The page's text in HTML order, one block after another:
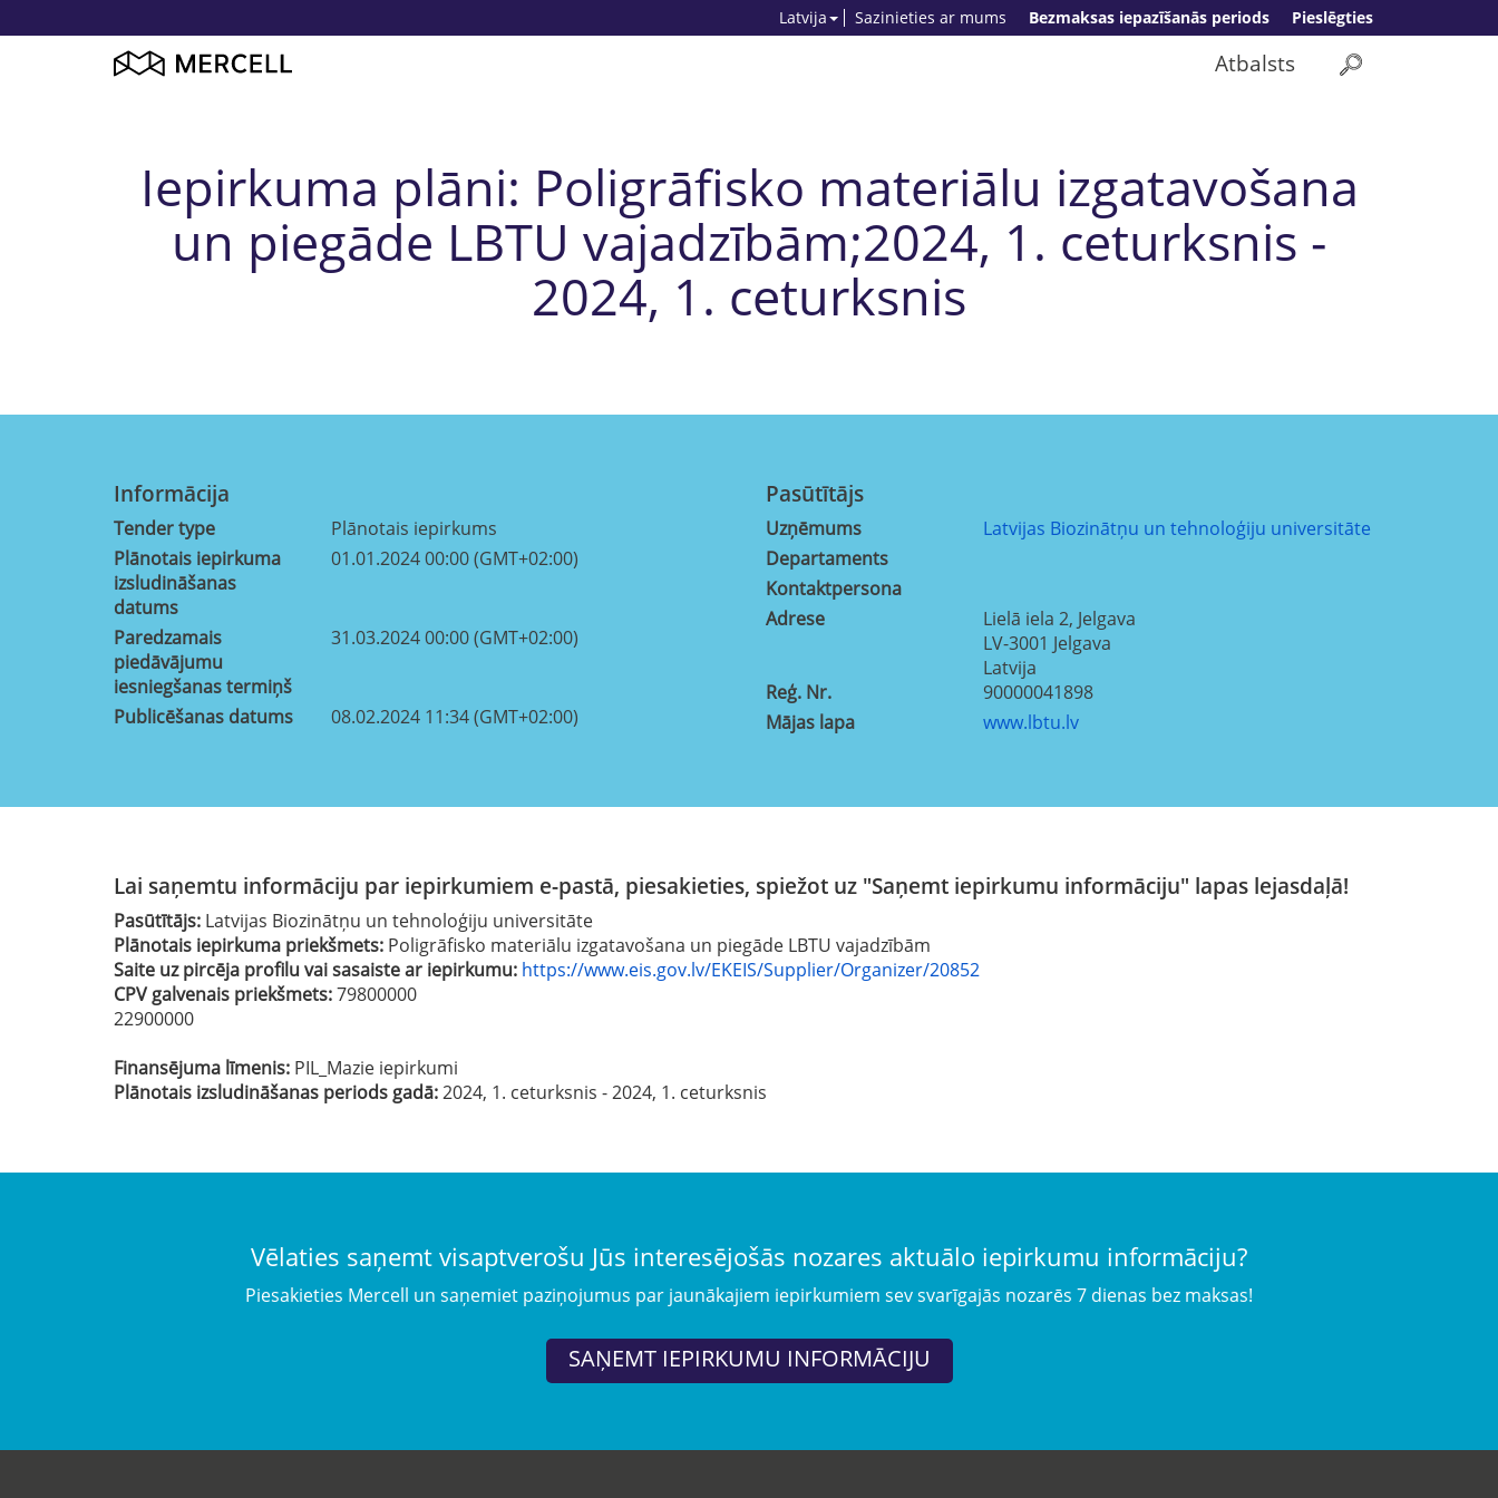
Pieslēgties
Bezmaksas iepazīšanās periods
Sazinieties ar mums
Latvija
Atbalsts
Iepirkuma plāni: Poligrāfisko materiālu izgatavošana
un piegāde LBTU vajadzībām;2024, 1. ceturksnis -
2024, 1. ceturksnis
Informācija
Tender type
Plānotais iepirkums
Plānotais iepirkuma
izsludināšanas
datums
01.01.2024 00:00 (GMT+02:00)
Paredzamais
piedāvājumu
iesniegšanas termiņš
31.03.2024 00:00 (GMT+02:00)
Publicēšanas datums 08.02.2024 11:34 (GMT+02:00)
Pasūtītājs
Uzņēmums
Latvijas Biozinātņu un tehnoloģiju universitāte
Departaments
Kontaktpersona
Adrese
Lielā iela 2, Jelgava
LV-3001 Jelgava
Latvija
Reģ. Nr.
90000041898
Mājas lapa
www.lbtu.lv
Lai saņemtu informāciju par iepirkumiem e-pastā, piesakieties, spiežot uz "Saņemt iepirkumu informāciju" lapas lejasdaļā!
Pasūtītājs: Latvijas Biozinātņu un tehnoloģiju universitāte
Plānotais iepirkuma priekšmets: Poligrāfisko materiālu izgatavošana un piegāde LBTU vajadzībām
Saite uz pircēja profilu vai sasaiste ar iepirkumu: https://www.eis.gov.lv/EKEIS/Supplier/Organizer/20852
CPV galvenais priekšmets:79800000
22900000
Finansējuma līmenis: PIL_Mazie iepirkumi
Plānotais izsludināšanas periods gadā:2024, 1. ceturksnis - 2024, 1. ceturksnis
Vēlaties saņemt visaptverošu Jūs interesējošās nozares aktuālo iepirkumu informāciju?
Piesakieties Mercell un saņemiet paziņojumus par jaunākajiem iepirkumiem sev svarīgajās nozarēs 7 dienas bez maksas!
SAŅEMT IEPIRKUMU INFORMĀCIJU